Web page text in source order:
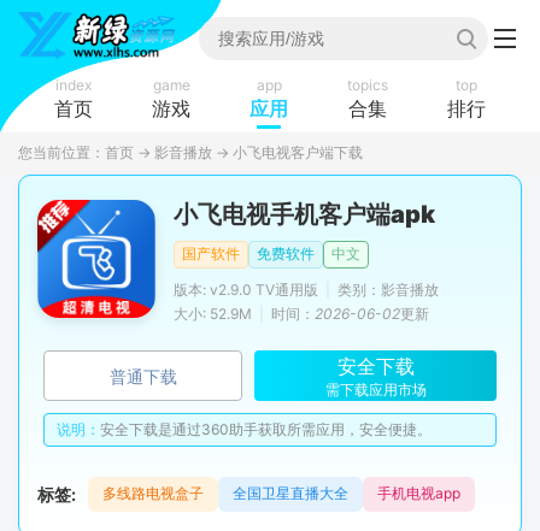
index
首页
game
游戏
app
应用
topics
合集
top
排行
您当前位置： 首页 → 影音播放 → 小飞电视客户端下载
小飞电视手机客户端apk
国产软件 免费软件
中文
版本: v2.9.0 TV通用版
类别：影音播放
大小: 52.9M
时间： 2026-06-02更新
普通下载 安全下载
需下载应用市场
说明： 安全下载是通过360助手获取所需应用，安全便捷。
标签: 多线路电视盒子 全国卫星直播大全 手机电视app